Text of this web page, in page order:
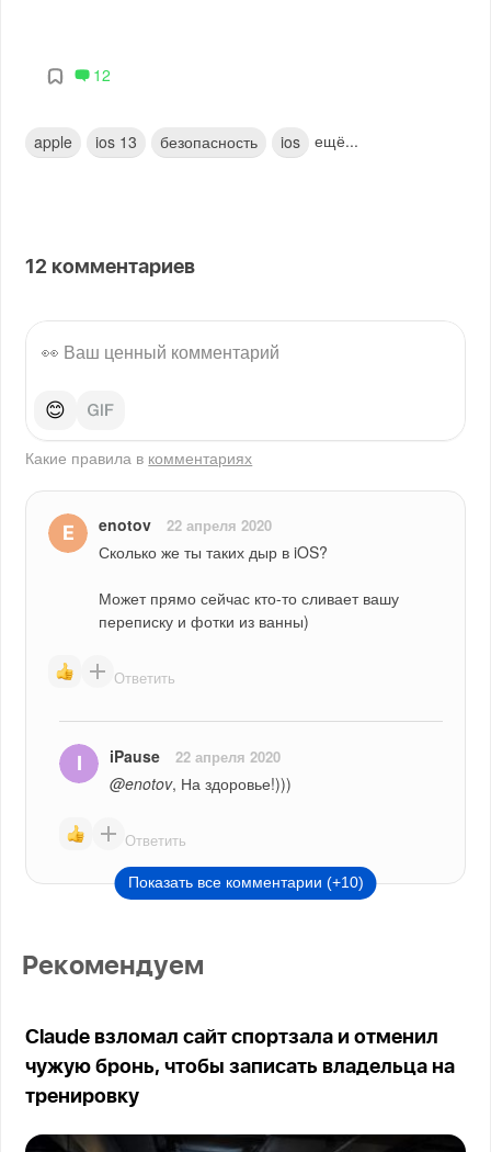
12
apple ios 13 безопасность ios ещё...
12 комментариев
😊
Какие правила в комментариях
enotov 22 апреля 2020
Сколько же ты таких дыр в iOS?
Может прямо сейчас кто-то сливает вашу
переписку и фотки из ванны)
Ответить
iPause 22 апреля 2020
@enotov, На здоровье!)))
Ответить
Показать все комментарии (+10)
Рекомендуем
Claude взломал сайт спортзала и отменил
чужую бронь, чтобы записать владельца на
тренировку